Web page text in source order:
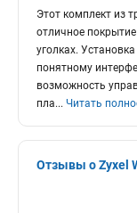
Этот комплект из
отличное
уголках.
понятному
возможность
пла... Читать
Отзывы о Zyxel